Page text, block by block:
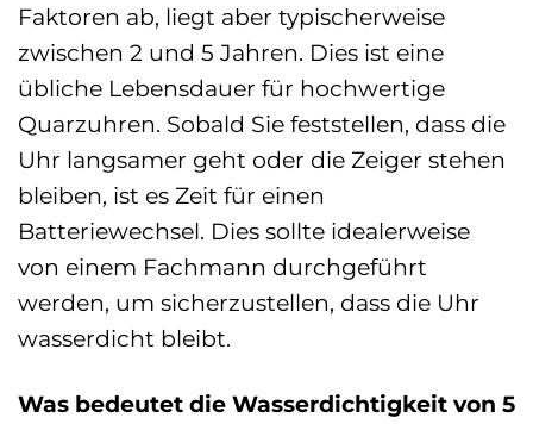
Faktoren ab, liegt aber typischerweise
zwischen 2 und 5 Jahren. Dies ist eine
übliche Lebensdauer für hochwertige
Quarzuhren. Sobald Sie feststellen, dass die
Uhr langsamer geht oder die Zeiger stehen
bleiben, ist es Zeit für einen
Batteriewechsel. Dies sollte idealerweise
von einem Fachmann durchgeführt
werden, um sicherzustellen, dass die Uhr
wasserdicht bleibt.
Was bedeutet die Wasserdichtigkeit von 5